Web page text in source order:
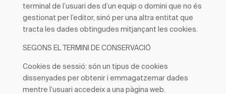
terminal de l’usuari des d’un equip o domini que no és
gestionat per l’editor, sinó per una altra entitat que
tracta les dades obtingudes mitjançant les cookies.
SEGONS EL TERMINI DE CONSERVACIÓ
Cookies de sessió: són un tipus de cookies
dissenyades per obtenir i emmagatzemar dades
mentre l’usuari accedeix a una pàgina web.